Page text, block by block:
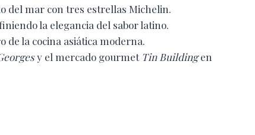
del mar con tres estrellas Michelin.
la elegancia del sabor latino.
de la cocina asiática moderna.
y el mercado gourmet Tin Buildingen